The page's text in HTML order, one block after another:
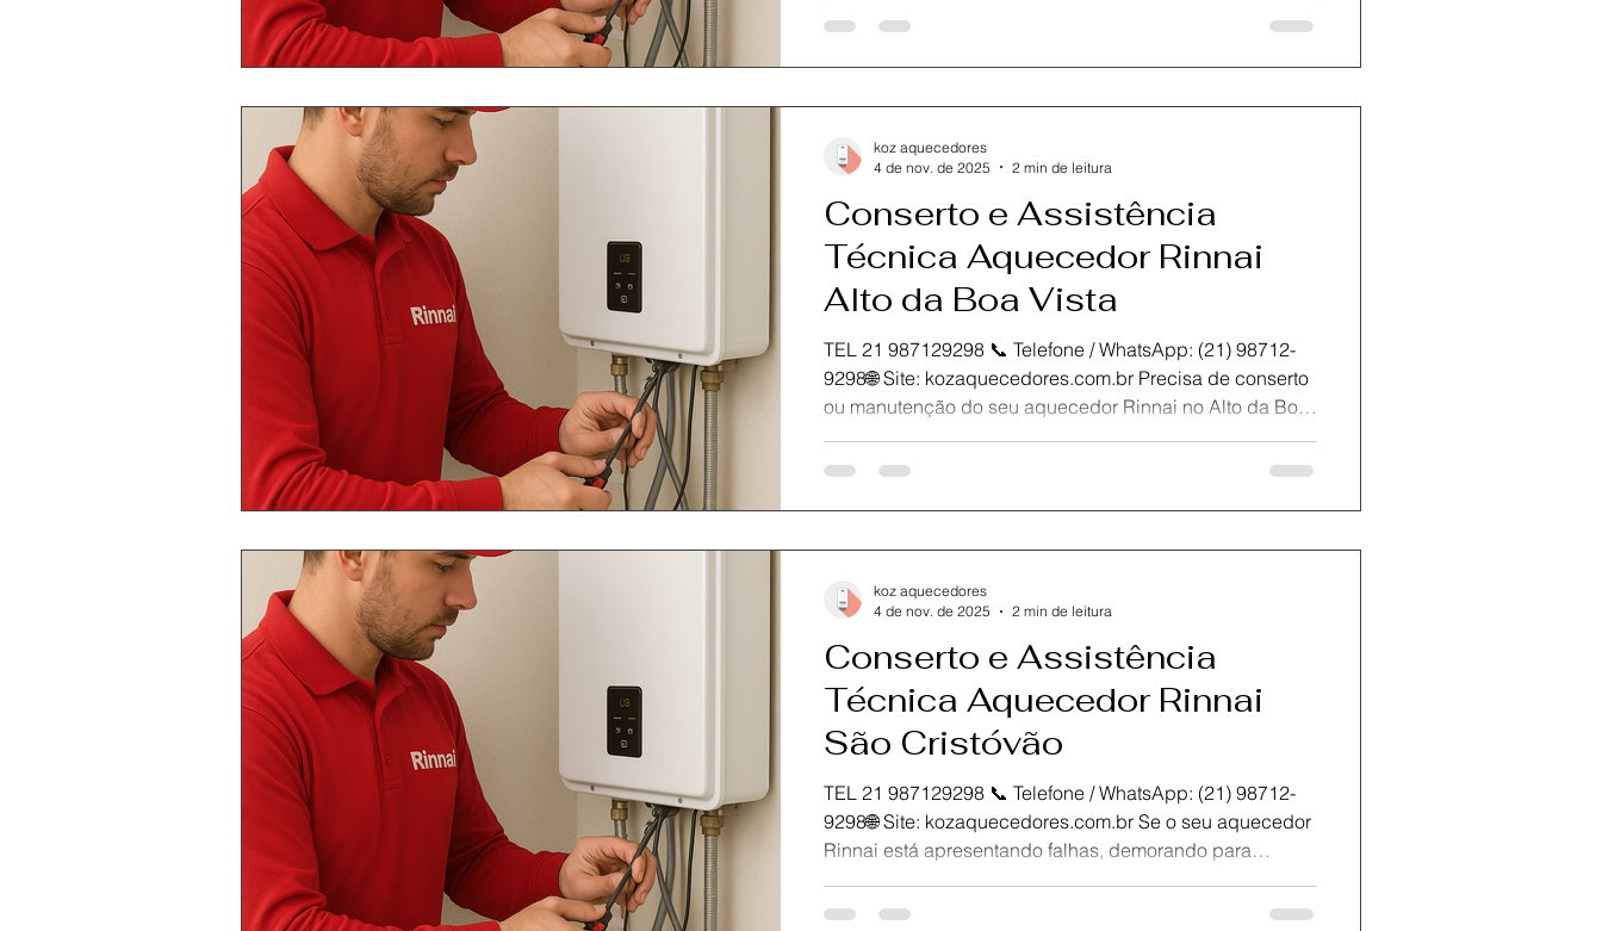
Rinnai RJ , com serviços de conserto, instalação e
originais e total segurança para o funcionamento do seu
eficiência, c
Conserto e Assistência
Técnica Aquecedor Rinnai
Alto da Boa Vista
TEL 21 987129298 📞 Telefone / WhatsApp: (21) 98712-
9298🌐 Site: kozaquecedores.com.br Precisa de conserto
ou manutenção do seu aquecedor Rinnai no Alto da Boa
assistência técnica Rinnai RJ , oferecendo atendimento
experiência em aquecedores a gás Rinnai , garantindo
koz aquecedores
4 de nov. de 2025
2 min de leitura
Conserto e Assistência
Técnica Aquecedor Rinnai
São Cristóvão
TEL 21 987129298 📞 Telefone / WhatsApp: (21) 98712-
9298🌐 Site: kozaquecedores.com.br Se o seu aquecedor
Rinnai está apresentando falhas, demorando para
especialista em assistência técnica Rinnai em São
koz aquecedores
4 de nov. de 2025
2 min de leitura